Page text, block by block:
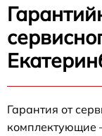
Гарантия от
комплектующие